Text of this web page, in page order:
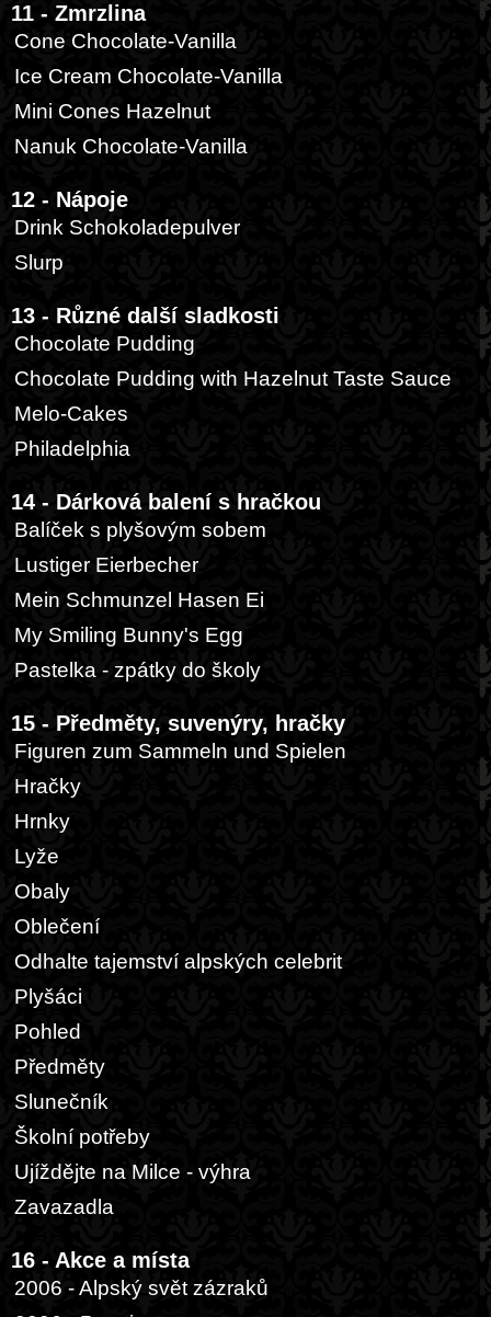
11 - Zmrzlina
Cone Chocolate-Vanilla
Ice Cream Chocolate-Vanilla
Mini Cones Hazelnut
Nanuk Chocolate-Vanilla
12 - Nápoje
Drink Schokoladepulver
Slurp
13 - Různé další sladkosti
Chocolate Pudding
Chocolate Pudding with Hazelnut Taste Sauce
Melo-Cakes
Philadelphia
14 - Dárková balení s hračkou
Balíček s plyšovým sobem
Lustiger Eierbecher
Mein Schmunzel Hasen Ei
My Smiling Bunny's Egg
Pastelka - zpátky do školy
15 - Předměty, suvenýry, hračky
Figuren zum Sammeln und Spielen
Hračky
Hrnky
Lyže
Obaly
Oblečení
Odhalte tajemství alpských celebrit
Plyšáci
Pohled
Předměty
Slunečník
Školní potřeby
Ujíždějte na Milce - výhra
Zavazadla
16 - Akce a místa
2006 - Alpský svět zázraků